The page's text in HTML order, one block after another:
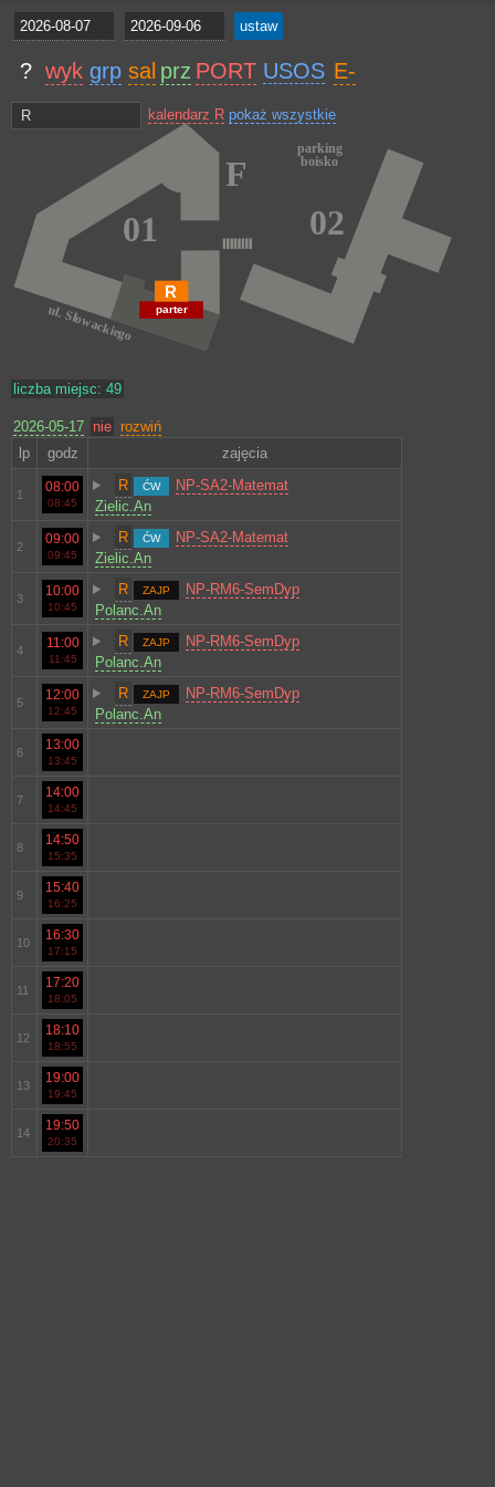
? wyk grp sal prz PORT USOS E-
R kalendarz R pokaż wszystkie
liczba miejsc: 49
2026-05-17 nie rozwiń
lp
godz zajęcia
1 08:00
08:45
R ĆW
NP-SA2-Matemat
Zielic.An
2 09:00
09:45
R ĆW
NP-SA2-Matemat
Zielic.An
3 10:00
10:45
R ZAJP
NP-RM6-SemDyp
Polanc.An
4 11:00
11:45
R ZAJP
NP-RM6-SemDyp
Polanc.An
5 12:00
12:45
R ZAJP
NP-RM6-SemDyp
Polanc.An
6 13:00
13:45
7 14:00
14:45
8 14:50
15:35
9 15:40
16:25
10 16:30
17:15
11 17:20
18:05
12 18:10
18:55
13 19:00
19:45
14 19:50
20:35